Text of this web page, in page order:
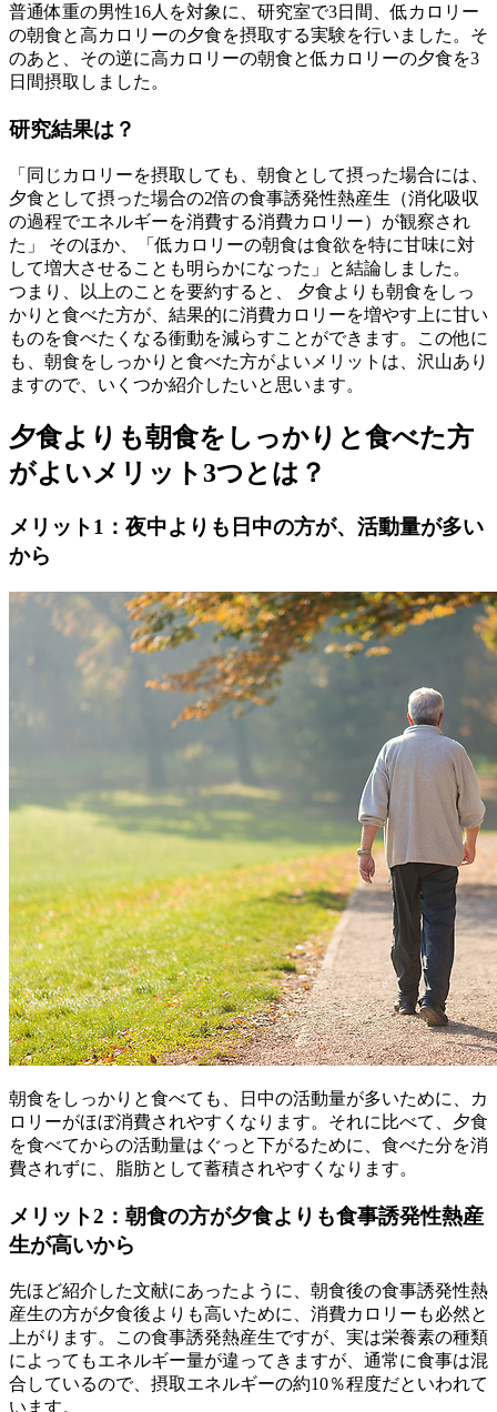
普通体重の男性16人を対象に、研究室で3日間、低カロリー
の朝食と高カロリーの夕食を摂取する実験を行いました。そ
のあと、その逆に高カロリーの朝食と低カロリーの夕食を3
日間摂取しました。
研究結果は？
「同じカロリーを摂取しても、朝食として摂った場合には、
夕食として摂った場合の2倍の食事誘発性熱産生（消化吸収
の過程でエネルギーを消費する消費カロリー）が観察され
た」 そのほか、「低カロリーの朝食は食欲を特に甘味に対
して増大させることも明らかになった」と結論しました。
つまり、以上のことを要約すると、 夕食よりも朝食をしっ
かりと食べた方が、結果的に消費カロリーを増やす上に甘い
ものを食べたくなる衝動を減らすことができます。この他に
も、朝食をしっかりと食べた方がよいメリットは、沢山あり
ますので、いくつか紹介したいと思います。
夕食よりも朝食をしっかりと食べた方
がよいメリット3つとは？
メリット1：夜中よりも日中の方が、活動量が多い
から
朝食をしっかりと食べても、日中の活動量が多いために、カ
ロリーがほぼ消費されやすくなります。それに比べて、夕食
を食べてからの活動量はぐっと下がるために、食べた分を消
費されずに、脂肪として蓄積されやすくなります。
メリット2：朝食の方が夕食よりも食事誘発性熱産
生が高いから
先ほど紹介した文献にあったように、朝食後の食事誘発性熱
産生の方が夕食後よりも高いために、消費カロリーも必然と
上がります。この食事誘発熱産生ですが、実は栄養素の種類
によってもエネルギー量が違ってきますが、通常に食事は混
合しているので、摂取エネルギーの約10％程度だといわれて
います。